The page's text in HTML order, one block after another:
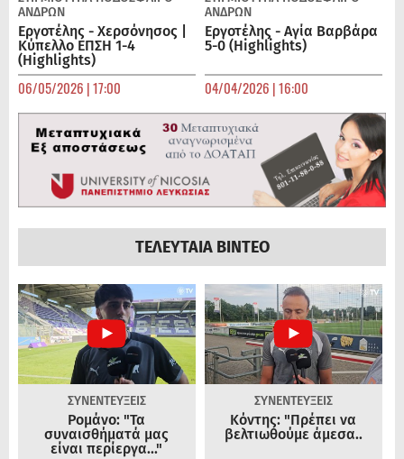
ΑΝΔΡΏΝ
Εργοτέλης - Χερσόνησος |
Κύπελλο ΕΠΣΗ 1-4
(Highlights)
06/05/2026 | 17:00
ΑΝΔΡΏΝ
Εργοτέλης - Αγία Βαρβάρα
5-0 (Highlights)
04/04/2026 | 16:00
ΤΕΛΕΥΤΑΙΑ ΒΙΝΤΕΟ
ΣΥΝΕΝΤΕΥΞΕΙΣ
Ρομάνο: "Τα
συναισθήματά μας
είναι περίεργα..."
ΣΥΝΕΝΤΕΥΞΕΙΣ
Κόντης: "Πρέπει να
βελτιωθούμε άμεσα..